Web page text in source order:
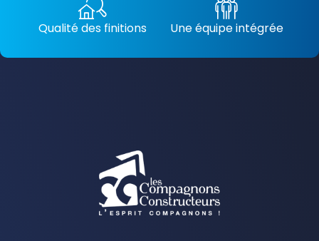
Qualité des finitions Une équipe intégrée